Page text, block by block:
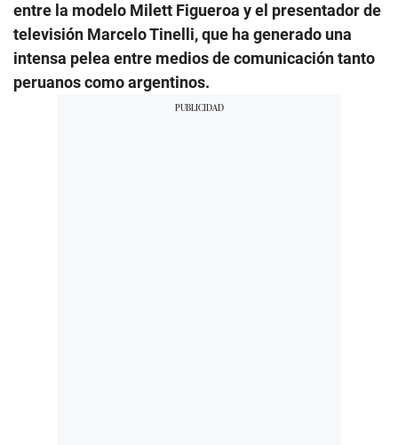
entre la modelo Milett Figueroa y el presentador de
televisión Marcelo Tinelli, que ha generado una
intensa pelea entre medios de comunicación tanto
peruanos como argentinos.